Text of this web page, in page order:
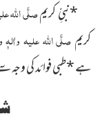
*نبیِّ کریمصلَّی اللہ
کریمصلَّی اللہ علیہ
ہے*طبی فوائد کی